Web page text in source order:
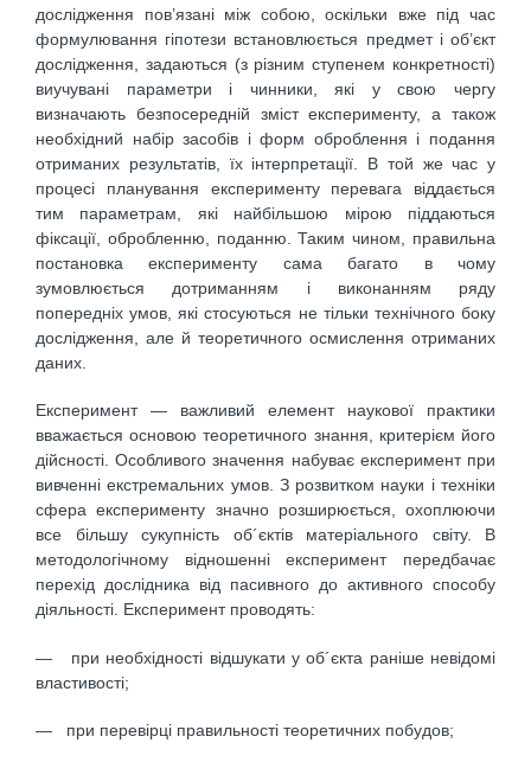
дослідження пов’язані між собою, оскільки вже під час
формулювання гіпотези встановлюється предмет і об’єкт
дослідження, задаються (з різним ступенем конкретності)
виучувані параметри і чинники, які у свою чергу
визначають безпосередній зміст експерименту, а також
необхідний набір засобів і форм оброблення і подання
отриманих результатів, їх інтерпретації. В той же час у
процесі планування експерименту перевага віддається
тим параметрам, які найбільшою мірою піддаються
фіксації, обробленню, поданню. Таким чином, правильна
постановка експерименту сама багато в чому
зумовлюється дотриманням і виконанням ряду
попередніх умов, які стосуються не тільки технічного боку
дослідження, але й теоретичного осмислення отриманих
даних.
Експеримент — важливий елемент наукової практики
вважається основою теоретичного знання, критерієм його
дійсності. Особливого значення набуває експеримент при
вивченні екстремальних умов. З розвитком науки і техніки
сфера експерименту значно розширюється, охоплюючи
все більшу сукупність об´єктів матеріального світу. В
методологічному відношенні експеримент передбачає
перехід дослідника від пасивного до активного способу
діяльності. Експеримент проводять:
— при необхідності відшукати у об´єкта раніше невідомі
властивості;
— при перевірці правильності теоретичних побудов;